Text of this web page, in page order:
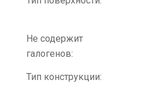
Не содержит
галогенов:
Тип конструкции: